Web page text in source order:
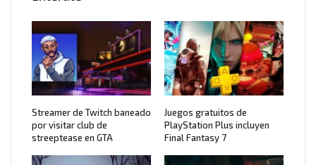
Streamer de Twitch baneado
por visitar club de
streeptease en GTA
Juegos gratuitos de
PlayStation Plus incluyen
Final Fantasy 7